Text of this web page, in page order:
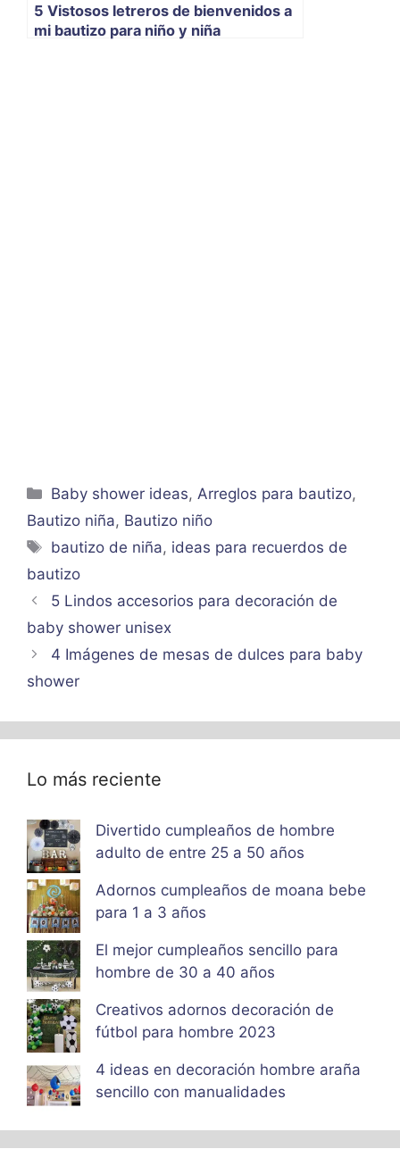
5 Vistosos letreros de bienvenidos a
mi bautizo para niño y niña
Categorías
Baby shower ideas, Arreglos para bautizo,
Bautizo niña, Bautizo niño
Etiquetas
bautizo de niña, ideas para recuerdos de
bautizo
5 Lindos accesorios para decoración de
baby shower unisex
4 Imágenes de mesas de dulces para baby
shower
Lo más reciente
Divertido cumpleaños de hombre
adulto de entre 25 a 50 años
Adornos cumpleaños de moana bebe
para 1 a 3 años
El mejor cumpleaños sencillo para
hombre de 30 a 40 años
Creativos adornos decoración de
fútbol para hombre 2023
4 ideas en decoración hombre araña
sencillo con manualidades